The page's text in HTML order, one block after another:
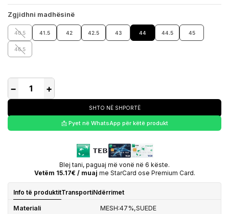
Zgjidhni madhësinë
40.5 41.5 42 42.5 43 44 44.5 45
46.5
− +
SHTO NË SHPORTË
📩 Pyet në WhatsApp për këtë produkt
Blej tani, paguaj më vonë në 6 këste.
Vetëm 15.17€ / muaj me StarCard ose Premium Card.
Info të produktitTransportiNdërrimet
Materiali
MESH:47%,SUEDE